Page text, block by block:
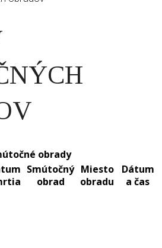
obrady
Smútočný
obrad
Miesto
obradu
Dátum
a čas